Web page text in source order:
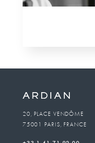
20, PLACE VENDÔME
75001 PARIS, FRANCE